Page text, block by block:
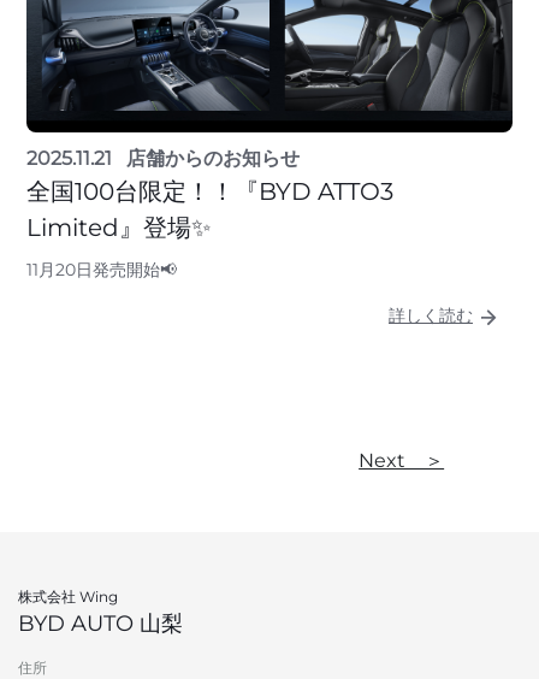
2025.11.21 店舗からのお知らせ
全国100台限定！！『BYD ATTO3
Limited』登場✨
11月20日発売開始📢
詳しく読む
Next ＞
株式会社 Wing
BYD AUTO 山梨
住所